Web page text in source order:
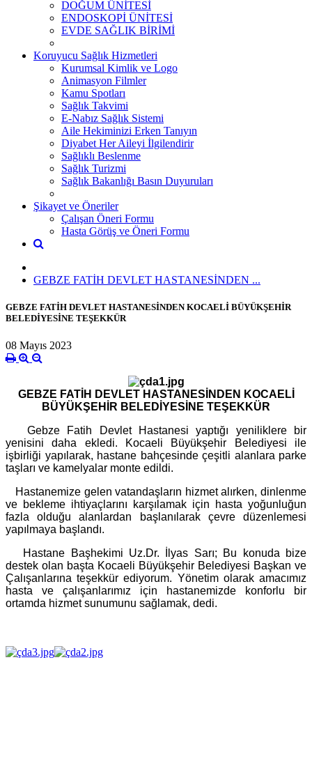
DOĞUM ÜNİTESİ
ENDOSKOPİ ÜNİTESİ
EVDE SAĞLIK BİRİMİ
Koruyucu Sağlık Hizmetleri
Kurumsal Kimlik ve Logo
Animasyon Filmler
Kamu Spotları
Sağlık Takvimi
E-Nabız Sağlık Sistemi
Aile Hekiminizi Erken Tanıyın
Diyabet Her Aileyi İlgilendirir
Sağlıklı Beslenme
Sağlık Turizmi
Sağlık Bakanlığı Basın Duyuruları
Şikayet ve Öneriler
Çalışan Öneri Formu
Hasta Görüş ve Öneri Formu
GEBZE FATİH DEVLET HASTANESİNDEN ...
GEBZE FATİH DEVLET HASTANESİNDEN KOCAELİ BÜYÜKŞEHİR
BELEDİYESİNE TEŞEKKÜR
08 Mayıs 2023
GEBZE FATİH DEVLET HASTANESİNDEN KOCAELİ
BÜYÜKŞEHİR BELEDİYESİNE TEŞEKKÜR
Gebze Fatih Devlet Hastanesi yaptığı yeniliklere bir
yenisini daha ekledi. Kocaeli Büyükşehir Belediyesi ile
işbirliği yapılarak, hastane bahçesinde çeşitli alanlara parke
taşları ve kamelyalar monte edildi.
Hastanemize gelen vatandaşların hizmet alırken, dinlenme
ve bekleme ihtiyaçlarını karşılamak için hasta yoğunluğun
fazla olduğu alanlardan başlanılarak çevre düzenlemesi
yapılmaya başlandı.
Hastane Başhekimi Uz.Dr. İlyas Sarı; Bu konuda bize
destek olan başta Kocaeli Büyükşehir Belediyesi Başkan ve
Çalışanlarına teşekkür ediyorum. Yönetim olarak amacımız
hasta ve çalışanlarımız için hastanemizde konforlu bir
ortamda hizmet sunumunu sağlamak, dedi.